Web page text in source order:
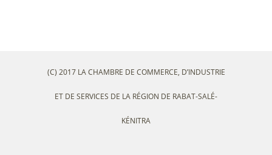
(C) 2017 LA CHAMBRE DE COMMERCE, D’INDUSTRIE
ET DE SERVICES DE LA RÉGION DE RABAT-SALÉ-
KÉNITRA